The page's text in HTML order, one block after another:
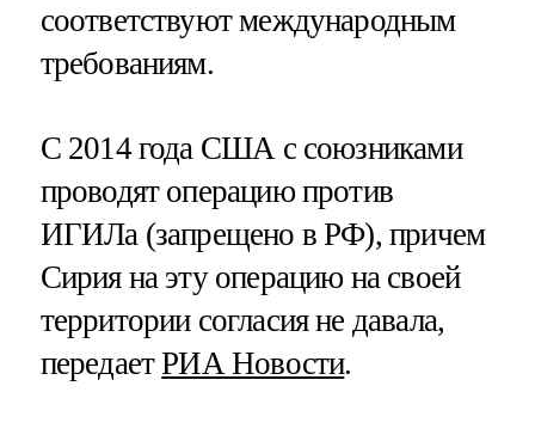
соответствуют международным
требованиям.
С 2014 года США с союзниками
проводят операцию против
ИГИЛа (запрещено в РФ), причем
Сирия на эту операцию на своей
территории согласия не давала,
передаетРИА Новости.